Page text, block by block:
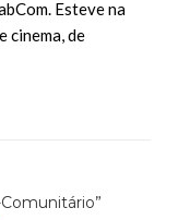
Esteve na
cinema, de